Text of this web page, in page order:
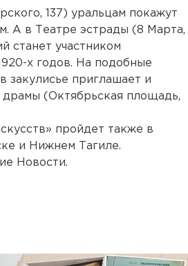
137) уральцам покажут
А в Театре эстрады (8 Марта,
станет участником
х годов. На подобные
закулисье приглашает и
(Октябрьская площадь,
пройдет также в
и Нижнем Тагиле.
Новости.